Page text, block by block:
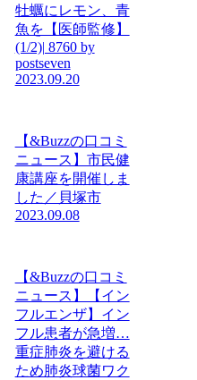
牡蠣にレモン、青
魚を【医師監修】
(1/2)| 8760 by
postseven
2023.09.20
【&Buzzの口コミ
ニュース】市民健
康講座を開催しま
した／貝塚市
2023.09.08
【&Buzzの口コミ
ニュース】【イン
フルエンザ】イン
フル患者が急増…
重症肺炎を避ける
ため肺炎球菌ワク